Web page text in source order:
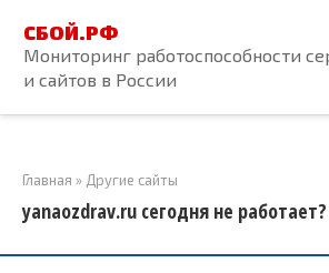
контенту
СБОЙ.РФ
Мониторинг работоспособности
и сайтов в России
Главная » Другие сайты
yanaozdrav.ru сегодня не работает?